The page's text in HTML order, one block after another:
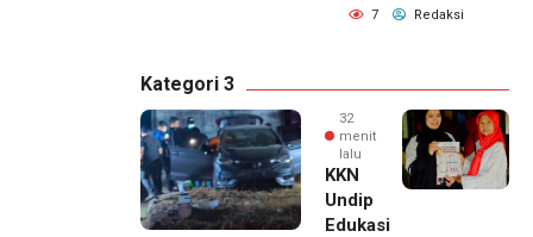
7 Redaksi
Kategori 3
32
menit
lalu
KKN
Undip
Edukasi